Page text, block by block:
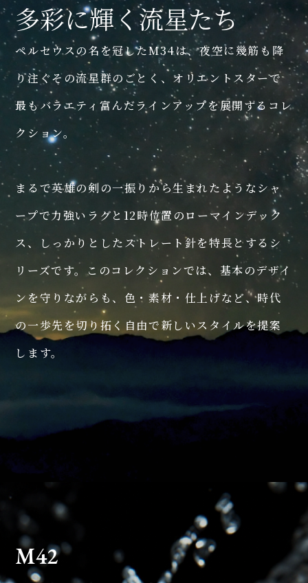
多彩に輝く流星たち
ペルセウスの名を冠したM34は、夜空に幾筋も降
り注ぐその流星群のごとく、オリエントスターで
最もバラエティ富んだラインアップを展開するコレ
クション。
まるで英雄の剣の一振りから生まれたようなシャ
ープで力強いラグと12時位置のローマインデック
ス、しっかりとしたストレート針を特長とするシ
リーズです。このコレクションでは、基本のデザイ
ンを守りながらも、色・素材・仕上げなど、時代
の一歩先を切り拓く自由で新しいスタイルを提案
します。
M34 F8 Date
M34 F7 Semi Skeleton
F8 Skeleton Hand winding
M34 F8 スケルトン
M34 F7 Mechanical Moon Phase
M34 Avant-garde F8 Skeleton
M42